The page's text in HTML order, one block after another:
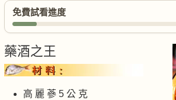
免費試看進度
藥酒之王
高 麗 蔘 5 公 克